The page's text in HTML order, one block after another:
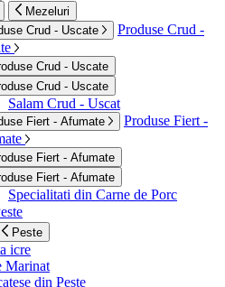
Mezeluri
Crud - Uscate
Produse Crud -
Crud - Uscate
Crud - Uscate
Salam Crud - Uscat
Fiert - Afumate
Produse Fiert -
Fiert - Afumate
Fiert - Afumate
Specialitati din Carne de Porc
Peste
icre
Marinat
din Peste